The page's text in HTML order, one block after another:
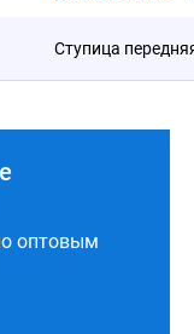
Ступица
оптовым